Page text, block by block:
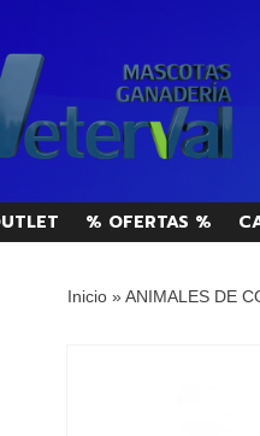
% OFERTAS %
Inicio»ANIMALES DE